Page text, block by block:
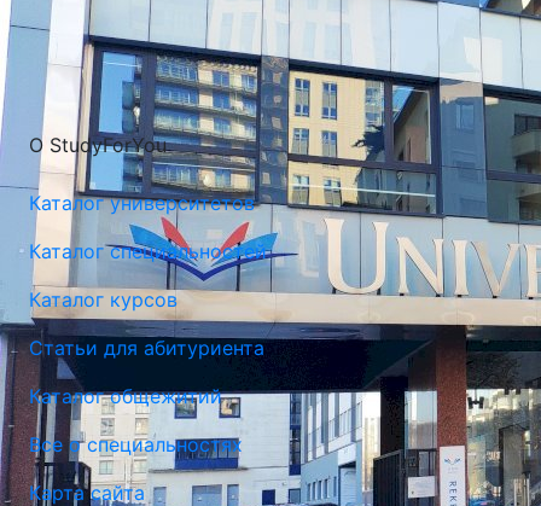
Люблинская Политехника (Люблинский Технический
Университет)
Люблин, Польша
О StudyForYou
Каталог университетов
Каталог специальностей
Каталог курсов
Статьи для абитуриента
Каталог общежитий
Все о специальностях
Карта сайта